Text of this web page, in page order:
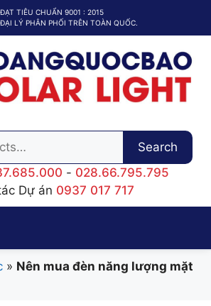
ĐẠT TIÊU CHUẨN 9001 : 2015
LÝ PHÂN PHỐI TRÊN TOÀN QUỐC.
Search
- 028.66.795.795
Dự án 0937 017 717
» Nên mua đèn năng lượng mặt